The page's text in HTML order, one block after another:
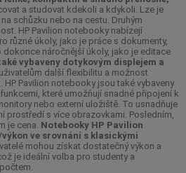
a studovat kdekoli a kdykoli. Lze je
schůzku nebo na cestu. Druhým
HP Pavilion notebooky nabízejí
různé úkoly, jako je práce s dokumenty,
náročnější úkoly, jako je editace
vybaveny dotykovým displejem a
další flexibilitu a možnost
Pavilion notebooky jsou také vybaveny
které umožňují snadné připojení k
nebo externí uložiště. To usnadňuje
prostředí s více obrazovkami. Posledním,
je cena. Notebooky HP Pavilion
ve srovnání s klasickými
mohou získat dostatečný výkon a
je ideální volba pro studenty a